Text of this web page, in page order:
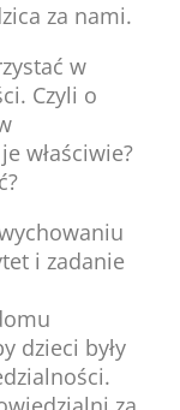
za nami.
w
Czyli o
właściwie?
i zadanie
dzieci były